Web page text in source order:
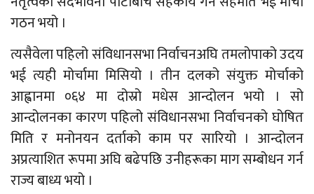
गठन भयो ।
त्यसैवेला पहिलो संविधानसभा निर्वाचनअघि तमलोपाको उदय
भई त्यही मोर्चामा मिसियो । तीन दलको संयुक्त मोर्चाको
आह्वानमा ०६४ मा दोस्रो मधेस आन्दोलन भयो । सो
आन्दोलनका कारण पहिलो संविधानसभा निर्वाचनको घोषित
मिति र मनोनयन दर्ताको काम पर सारियो । आन्दोलन
अप्रत्याशित रूपमा अघि बढेपछि उनीहरूका माग सम्बोधन गर्न
राज्य बाध्य भयो ।